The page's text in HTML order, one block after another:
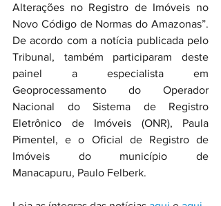
Alterações no Registro de Imóveis no
Novo Código de Normas do Amazonas”.
De acordo com a notícia publicada pelo
Tribunal, também participaram deste
painel a especialista em
Geoprocessamento do Operador
Nacional do Sistema de Registro
Eletrônico de Imóveis (ONR), Paula
Pimentel, e o Oficial de Registro de
Imóveis do município de
Manacapuru, Paulo Felberk.